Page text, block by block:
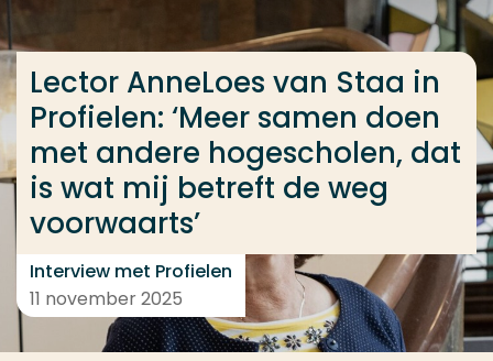
Ga direct naar de content
... > Interview Profielen: Lector AnneLoes van
Lector AnneLoes van Staa in
Profielen: ‘Meer samen doen
met andere hogescholen, dat
is wat mij betreft de weg
voorwaarts’
Interview met Profielen
11 november 2025
Veel gezocht
Opleiding
Contact